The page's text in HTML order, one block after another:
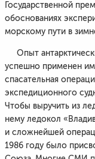
Государственной
обоснованиях
морскому пути в
Опыт
успешно применен им
спасательная
экспедиционного
Чтобы выручить из
нему ледокол
и сложнейшей
1986 году было